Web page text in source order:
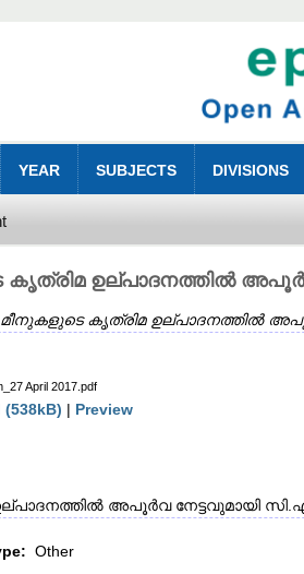
YEAR SUBJECTS DIVISIONS
ഉല്പാദനത്തിൽ അപൂർവ
മീനുകളുടെ കൃത്രിമ ഉല്പാദനത്തിൽ
April 2017.pdf
(538kB) | Preview
അപൂർവ നേട്ടവുമായി
Other